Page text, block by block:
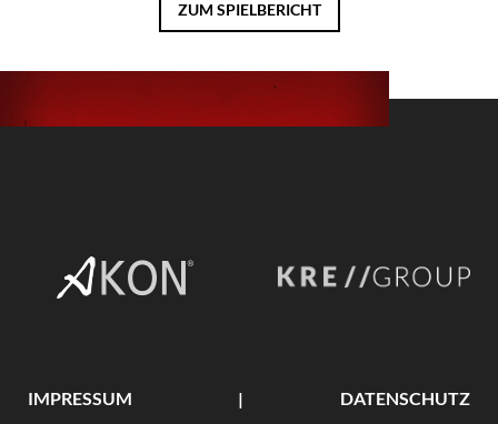
ZUM SPIELBERICHT
IMPRESSUM
DATENSCHUTZ